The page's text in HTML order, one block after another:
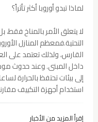
لماذا تبدو أوروبا أكثر تأثراً؟
لا يتعلق الأمر بالمناخ فقط،
التحتية.فمعظم المنازل
القارس، ولذلك تعتمد على
داخل المبنى. وعند حدوث
إلى بيئات تحتفظ بالحرارة
استخدام أجهزة التكييف
إقرأ المزيد من الأخبار